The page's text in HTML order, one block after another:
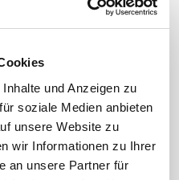
und Anzeigen zu
soziale Medien anbieten
unsere Website zu
wir Informationen zu Ihrer
an unsere Partner für
0 88 41 / 61 12 – 20
service@ifb.de
Übersicht Beratung
Inhouseberatung
Themen
Betriebsrat gründen